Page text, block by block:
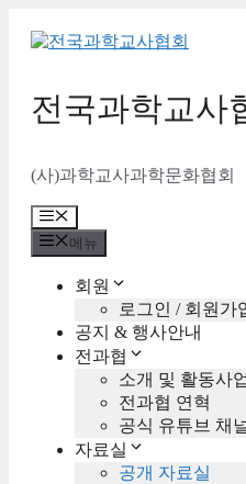
전국과학교사
(사)과학교사과학문화협회
메
뉴
메뉴
회원
로그인 / 회원가
공지 & 행사안내
전과협
소개 및 활동사
전과협 연혁
공식 유튜브 채
자료실
공개 자료실